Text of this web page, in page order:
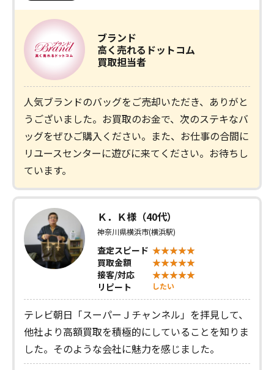
ブランド
高く売れるドットコム
買取担当者
人気ブランドのバッグをご売却いただき、ありがと
うございました。お買取のお金で、次のステキなバ
ッグをぜひご購入ください。また、お仕事の合間に
リユースセンターに遊びに来てください。お待ちし
ています。
Ｋ．Ｋ様（40代）
神奈川県横浜市(横浜駅)
査定スピード
買取金額
接客/対応
リピート
したい
テレビ朝日「スーパーＪチャンネル」を拝見して、
他社より高額買取を積極的にしていることを知りま
した。そのような会社に魅力を感じました。